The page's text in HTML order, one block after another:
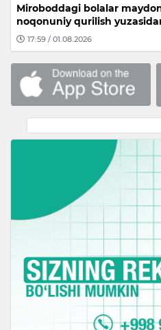
Miroboddagi bolalar
noqonuniy qurilish
17:59 / 01.08.2026